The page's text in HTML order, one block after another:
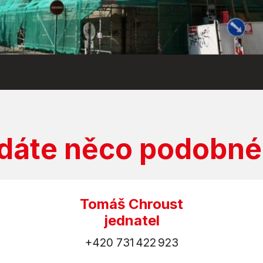
něco
Tomáš Chroust
jednatel
+420 731 422 923